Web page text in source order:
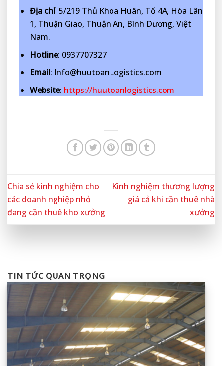
Địa chỉ: 5/219 Thủ Khoa Huân, Tổ 4A, Hòa Lân
1, Thuận Giao, Thuận An, Bình Dương, Việt
Nam.
Hotline: 0937707327
Email: Info@huutoanLogistics.com
Website: https://huutoanlogistics.com
Chia sẻ kinh nghiệm cho
các doanh nghiệp nhỏ
đang cần thuê kho xưởng
Kinh nghiệm thương lượng
giá cả khi cần thuê nhà
xưởng
TIN TỨC QUAN TRỌNG